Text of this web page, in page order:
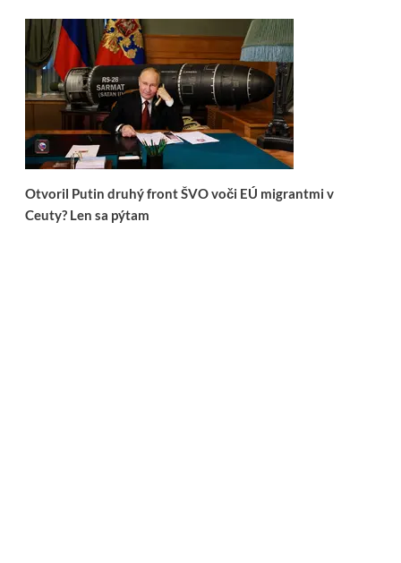
Otvoril Putin druhý front ŠVO voči EÚ migrantmi v
Ceuty? Len sa pýtam